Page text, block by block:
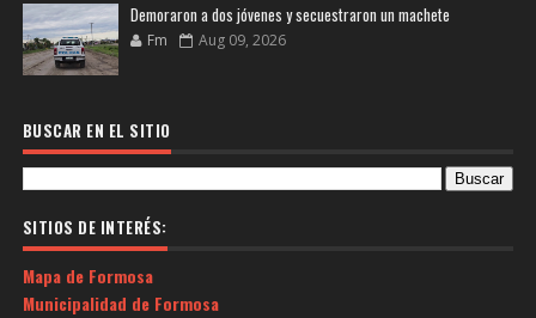
Demoraron a dos jóvenes y secuestraron un machete
Fm Aug 09, 2026
BUSCAR EN EL SITIO
SITIOS DE INTERÉS:
Mapa de Formosa
Municipalidad de Formosa